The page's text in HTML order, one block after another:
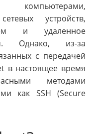
компьютерами,
устройств,
и удаленное
Однако, из-за
с передачей
в настоящее время
методами
как SSH (Secure